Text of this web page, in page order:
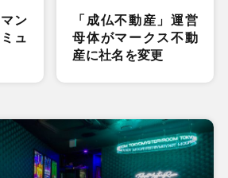
ン
ュ
「成仏不動産」運営
母体がマークス不動
産に社名を変更